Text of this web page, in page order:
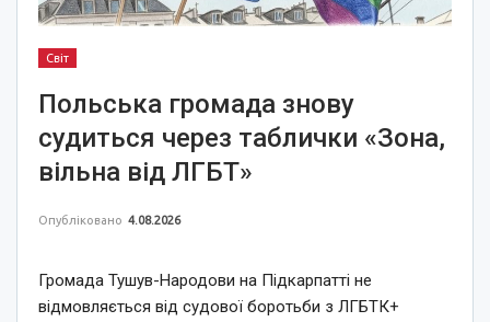
Світ
Польська громада знову
судиться через таблички «Зона,
вільна від ЛГБТ»
Опубліковано 4.08.2026
Громада Тушув-Народови на Підкарпатті не
відмовляється від судової боротьби з ЛГБТК+